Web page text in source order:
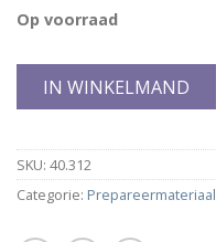
Op voorraad
IN WINKELMAND
SKU: 40.312
Categorie: Prepareermateriaal